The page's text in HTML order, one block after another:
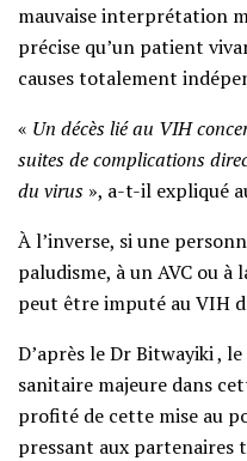
mauvaise interprétation
précise qu’un patient
causes totalement
« Un décès lié au VIH
suites de complications
du virus », a-t-il expliqué
À l’inverse, si une
paludisme, à un AVC ou à
peut être imputé au VIH
D’après le Dr Bitwayiki ,
sanitaire majeure dans
profité de cette mise au
pressant aux partenaires